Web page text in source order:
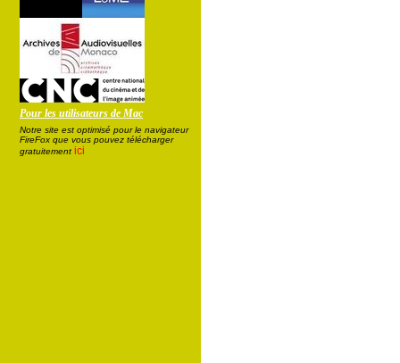
Pour les utilisateurs de Mac
Notre site est optimisé pour le navigateur
FireFox que vous pouvez télécharger
gratuitement ici